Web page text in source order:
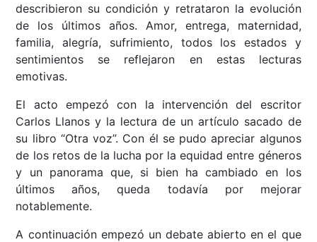
describieron su condición y retrataron la evolución
de los últimos años. Amor, entrega, maternidad,
familia, alegría, sufrimiento, todos los estados y
sentimientos se reflejaron en estas lecturas
emotivas.
El acto empezó con la intervención del escritor
Carlos Llanos y la lectura de un artículo sacado de
su libro “Otra voz”. Con él se pudo apreciar algunos
de los retos de la lucha por la equidad entre géneros
y un panorama que, si bien ha cambiado en los
últimos años, queda todavía por mejorar
notablemente.
A continuación empezó un debate abierto en el que